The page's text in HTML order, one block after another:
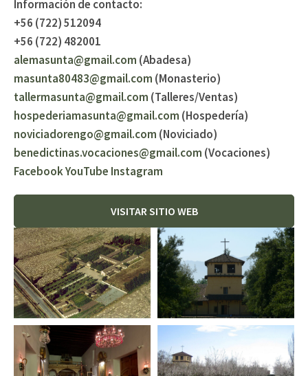
Información de contacto:
+56 (722) 512094
+56 (722) 482001
alemasunta@gmail.com (Abadesa)
masunta80483@gmail.com (Monasterio)
tallermasunta@gmail.com (Talleres/Ventas)
hospederiamasunta@gmail.com (Hospedería)
noviciadorengo@gmail.com (Noviciado)
benedictinas.vocaciones@gmail.com (Vocaciones)
FacebookYouTube Instagram
VISITAR SITIO WEB